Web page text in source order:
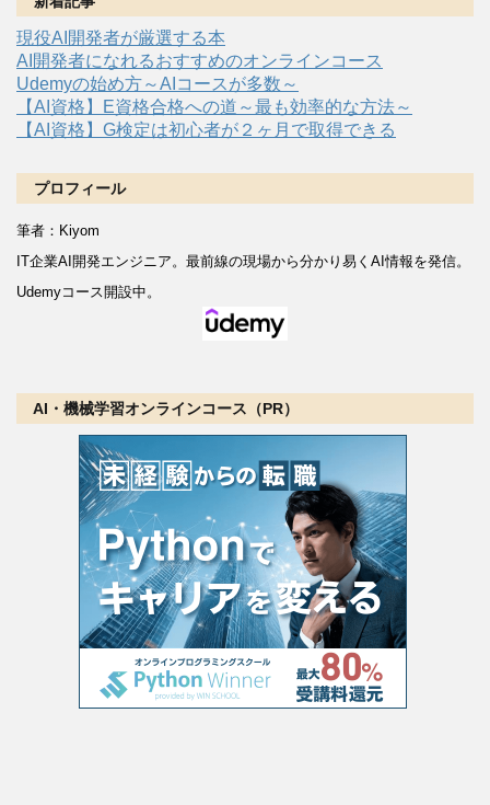
現役AI開発者が厳選する本
AI開発者になれるおすすめのオンラインコース
Udemyの始め方～AIコースが多数～
【AI資格】E資格合格への道～最も効率的な方法～
【AI資格】G検定は初心者が２ヶ月で取得できる
プロフィール
筆者：Kiyom
IT企業AI開発エンジニア。 最前線の現場から分かり易くAI情報を発信。
Udemyコース開設中。
AI・機械学習オンラインコース（PR）